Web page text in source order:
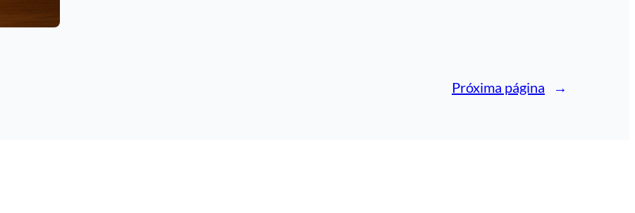
Próxima página →